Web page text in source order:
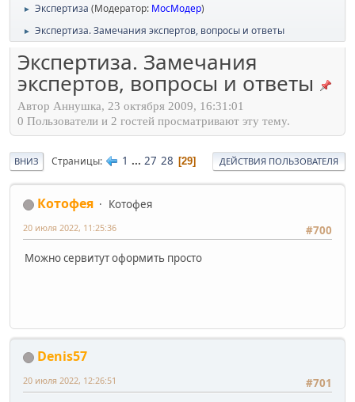
► Экспертиза (Модератор: МосМодер)
► Экспертиза. Замечания экспертов, вопросы и ответы
Экспертиза. Замечания
экспертов, вопросы и ответы
Автор Аннушка, 23 октября 2009, 16:31:01
0 Пользователи и 2 гостей просматривают эту тему.
ВНИЗ Страницы 1 ... 27 28 29 ДЕЙСТВИЯ ПОЛЬЗОВАТЕЛЯ
Котофея
Котофея
#700
20 июля 2022, 11:25:36
Можно сервитут оформить просто
Denis57
#701
20 июля 2022, 12:26:51